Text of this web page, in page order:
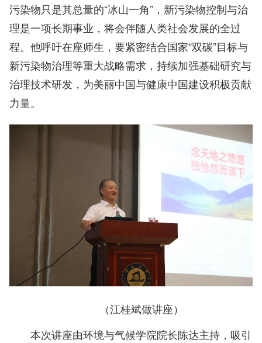
污染物只是其总量的“冰山一角”，新污染物控制与治
理是一项长期事业，将会伴随人类社会发展的全过
程。他呼吁在座师生，要紧密结合国家“双碳”目标与
新污染物治理等重大战略需求，持续加强基础研究与
治理技术研发，为美丽中国与健康中国建设积极贡献
力量。
（江桂斌做讲座）
本次讲座由环境与气候学院院长陈达主持，吸引